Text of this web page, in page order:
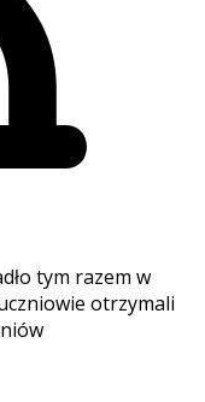
tym razem w
otrzymali